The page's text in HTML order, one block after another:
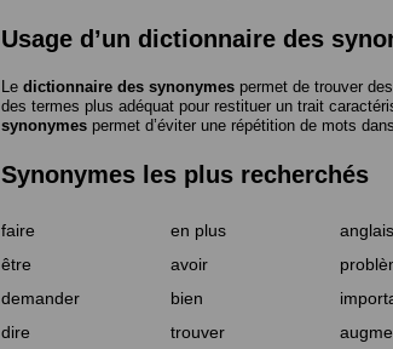
Usage d’un dictionnaire des
Le dictionnaire des synonymes permet de trouver
des termes plus adéquat pour restituer un trait
synonymes permet d’éviter une répétition de mots
Synonymes les plus recherchés
faire en plus anglais
être
avoir
demander
bien
dire
trouver